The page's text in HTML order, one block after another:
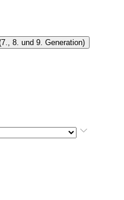
8. und 9. Generation)